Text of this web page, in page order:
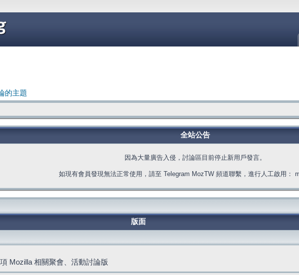
的主題
全站公告
因為大量廣告入侵，討論區目前停止新用戶發言。
如現有會員發現無法正常使用，請至 Telegram MozTW 頻道聯繫，進行人工啟用：
版面
Mozilla 相關聚會、活動討論版